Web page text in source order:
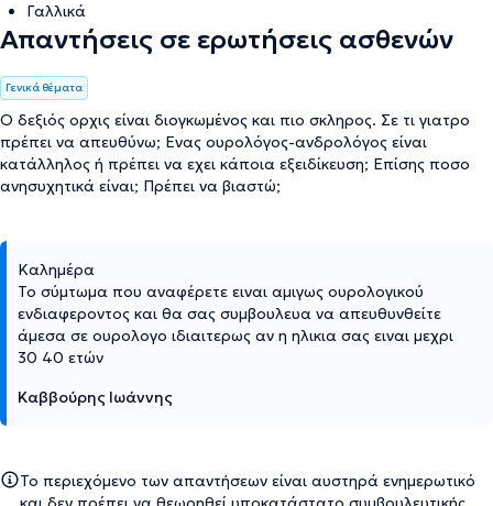
Γαλλικά
Απαντήσεις σε ερωτήσεις ασθενών
Γενικά θέματα
Ο δεξιός ορχις είναι διογκωμένος και πιο σκληρος. Σε τι γιατρο
πρέπει να απευθύνω; Ενας ουρολόγος-ανδρολόγος είναι
κατάλληλος ή πρέπει να εχει κάποια εξειδίκευση; Επίσης ποσο
ανησυχητικά είναι; Πρέπει να βιαστώ;
Καλημέρα
Το σύμτωμα που αναφέρετε ειναι αμιγως ουρολογικού
ενδιαφεροντος και θα σας συμβουλευα να απευθυνθείτε
άμεσα σε ουρολογο ιδιαιτερως αν η ηλικια σας ειναι μεχρι
30 40 ετών
Καββούρης Ιωάννης
Το περιεχόμενο των απαντήσεων είναι αυστηρά ενημερωτικό